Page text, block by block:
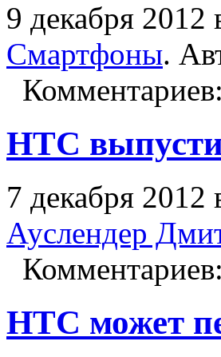
9 декабря 2012
Смартфоны.
Комментариев:
HTC
7 декабря 2012
Ауслендер
Комментариев:
HTC может